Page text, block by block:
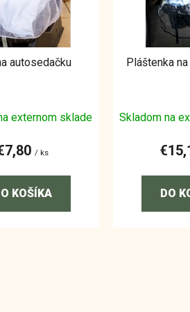
autosedačku
externom sklade
/ ks
KOŠÍKA
Pláštenka
Skladom na
DO